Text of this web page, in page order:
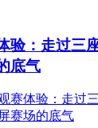
验：走过三
底气